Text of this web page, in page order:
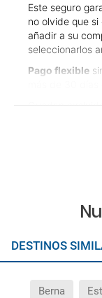
¿Qué hago si
al hotel o
¿Necesito
Este seguro
no olvide que
añadir a su
seleccionarlos
Pago flexible
DESTINOS
Berna